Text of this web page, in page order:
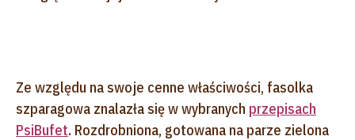
Ze względu na swoje cenne właściwości, fasolka
szparagowa znalazła się w wybranych przepisach
PsiBufet. Rozdrobniona, gotowana na parze zielona